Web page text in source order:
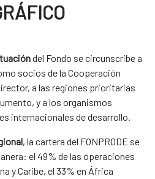
del Fondo se circunscribe a
socios de la Cooperación
a las regiones prioritarias
y a los organismos
internacionales de desarrollo.
, la cartera del FONPRODE se
el 49% de las operaciones
y Caribe, el 33% en África